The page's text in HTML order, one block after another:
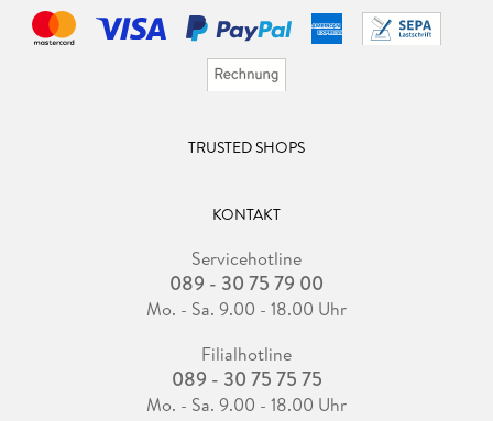
TRUSTED SHOPS
KONTAKT
Servicehotline
089 - 30 75 79 00
Mo. - Sa. 9.00 - 18.00 Uhr
Filialhotline
089 - 30 75 75 75
Mo. - Sa. 9.00 - 18.00 Uhr